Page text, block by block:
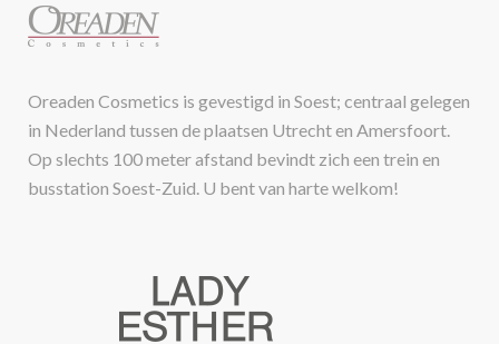
Oreaden Cosmetics is gevestigd in Soest; centraal gelegen
in Nederland tussen de plaatsen Utrecht en Amersfoort.
Op slechts 100 meter afstand bevindt zich een trein en
busstation Soest-Zuid. U bent van harte welkom!